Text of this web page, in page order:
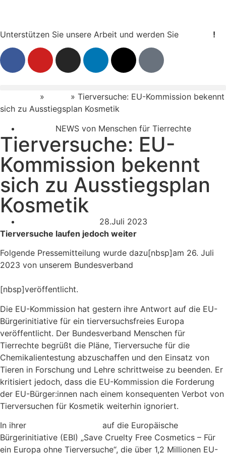
Unterstützen Sie unsere Arbeit und werden Sie !
» » Tierversuche: EU-Kommission bekennt
sich zu Ausstiegsplan Kosmetik
NEWS von Menschen für Tierrechte
Tierversuche: EU-
Kommission bekennt
sich zu Ausstiegsplan
Kosmetik
28.Juli 2023
Tierversuche laufen jedoch weiter
Folgende Pressemitteilung wurde dazu[nbsp]am 26. Juli
2023 von unserem Bundesverband
[nbsp]veröffentlicht.
Die EU-Kommission hat gestern ihre Antwort auf die EU-
Bürgerinitiative für ein tierversuchsfreies Europa
veröffentlicht. Der Bundesverband Menschen für
Tierrechte begrüßt die Pläne, Tierversuche für die
Chemikalientestung abzuschaffen und den Einsatz von
Tieren in Forschung und Lehre schrittweise zu beenden. Er
kritisiert jedoch, dass die EU-Kommission die Forderung
der EU-Bürger:innen nach einem konsequenten Verbot von
Tierversuchen für Kosmetik weiterhin ignoriert.
In ihrer
auf die Europäische
Bürgerinitiative (EBI) „Save Cruelty Free Cosmetics – Für
ein Europa ohne Tierversuche“, die über 1,2 Millionen EU-